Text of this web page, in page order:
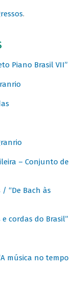
.
Piano Brasil VII”
– Conjunto de
/ “De Bach às
cordas do Brasil”
música no tempo